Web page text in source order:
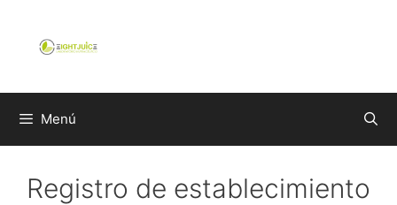
contenido
Menú
Registro de establecimiento